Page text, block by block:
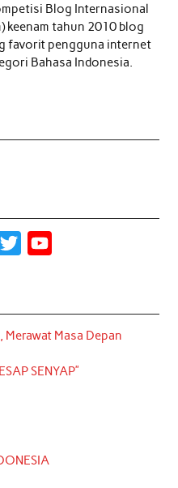
Blog Internasional
keenam tahun 2010 blog
favorit pengguna internet
Bahasa Indonesia.
t
t
e
T
u
b
Merawat Masa Depan
SENYAP”